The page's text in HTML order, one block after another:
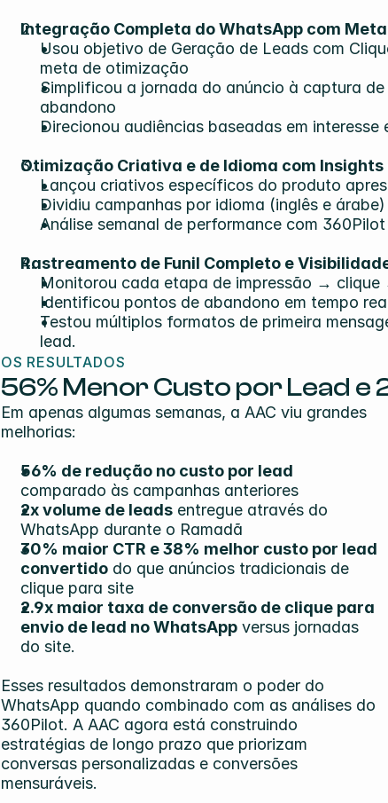
Integração Completa do WhatsApp com
Usou objetivo de Geração de Leads com
meta de otimização
Simplificou a jornada do anúncio à captura
abandono
Direcionou audiências baseadas em
Otimização Criativa e de Idioma com Insights
Lançou criativos específicos do produto
Dividiu campanhas por idioma (inglês e
Análise semanal de performance com
Rastreamento de Funil Completo e
Monitorou cada etapa de impressão →
Identificou pontos de abandono em tempo
Testou múltiplos formatos de primeira
lead.
OS RESULTADOS
56% Menor Custo por Lead e
Em apenas algumas semanas, a AAC viu grandes
melhorias:
56% de redução no custo por lead
comparado às campanhas anteriores
2x volume de leads entregue através do
WhatsApp durante o Ramadã
30% maior CTR e 38% melhor custo por lead
convertido do que anúncios tradicionais de
clique para site
2.9x maior taxa de conversão de clique para
envio de lead no WhatsApp versus jornadas
do site.
Esses resultados demonstraram o poder do
WhatsApp quando combinado com as análises do
360Pilot. A AAC agora está construindo
estratégias de longo prazo que priorizam
conversas personalizadas e conversões
mensuráveis.